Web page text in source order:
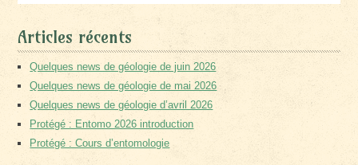
Articles récents
Quelques news de géologie de juin 2026
Quelques news de géologie de mai 2026
Quelques news de géologie d’avril 2026
Protégé : Entomo 2026 introduction
Protégé : Cours d’entomologie